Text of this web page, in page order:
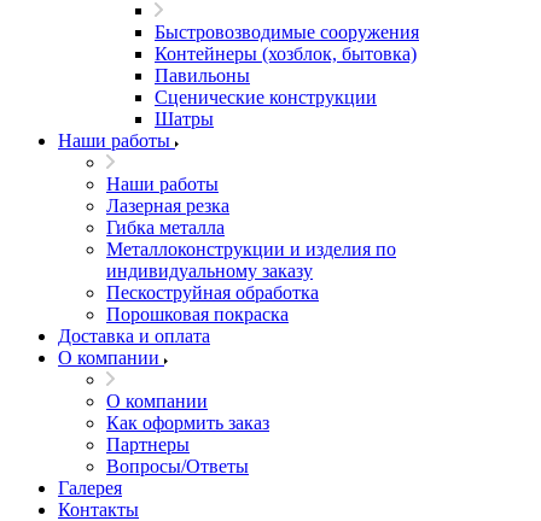
Быстровозводимые сооружения
Контейнеры (хозблок, бытовка)
Павильоны
Сценические конструкции
Шатры
Наши работы
Наши работы
Лазерная резка
Гибка металла
Металлоконструкции и изделия по
индивидуальному заказу
Пескоструйная обработка
Порошковая покраска
Доставка и оплата
О компании
О компании
Как оформить заказ
Партнеры
Вопросы/Ответы
Галерея
Контакты